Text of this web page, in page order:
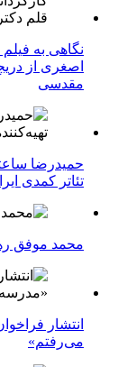
نگاهی به
اصغری از
مقدسی
حمیدرضا
تئاتر کمدی
محمد موفق
انتشار
می‌رفتم»